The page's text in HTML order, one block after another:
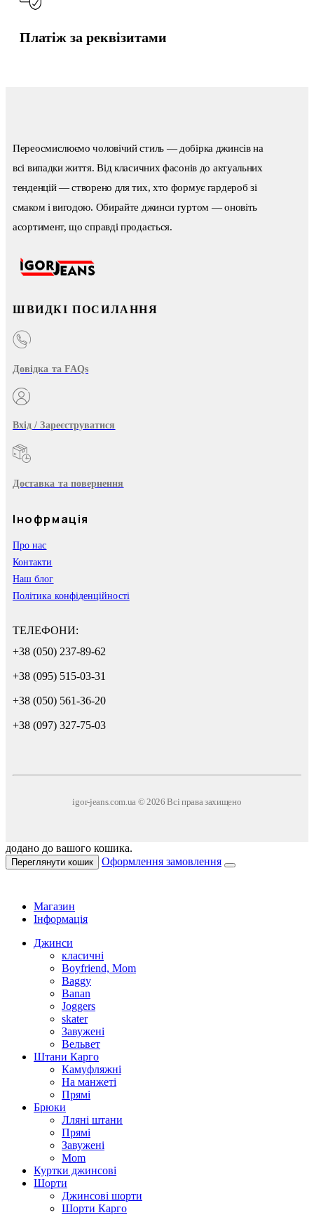
Платіж за реквізитами
Переосмислюємо чоловічий стиль — добірка джинсів на
всі випадки життя. Від класичних фасонів до актуальних
тенденцій — створено для тих, хто формує гардероб зі
смаком і вигодою. Обирайте джинси гуртом — оновіть
асортимент, що справді продається.
ШВИДКІ ПОСИЛАННЯ
Довідка та FAQs
Вхід / Зареєструватися
Доставка та повернення
Інофрмація
Про нас
Контакти
Наш блог
Політика конфіденційності
ТЕЛЕФОНИ:
+38 (050) 237-89-62
+38 (095) 515-03-31
+38 (050) 561-36-20
+38 (097) 327-75-03
igor-jeans.com.ua © 2026 Всі права захищено
додано до вашого кошика.
Переглянути кошик Оформлення замовлення
Магазин
Інформація
Джинси
класичні
Boyfriend, Mom
Baggy
Banan
Joggers
skater
Завужені
Вельвет
Штани Карго
Камуфляжні
На манжеті
Прямі
Брюки
Лляні штани
Прямі
Завужені
Mom
Куртки джинсові
Шорти
Джинсові шорти
Шорти Карго